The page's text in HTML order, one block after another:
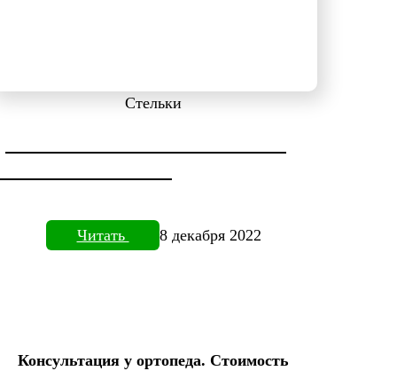
Стельки
Читать 8 декабря 2022
Консультация у ортопеда. Стоимость